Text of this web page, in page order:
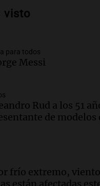
Messi llegará esta
para acompañar a
para todos
Ley de Propiedad
Congreso expuso
Casabindo se
visto
para todos
Messi
Rud a los 51
de modelos
frío extremo,